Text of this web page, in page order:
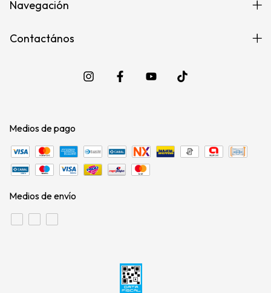
Navegación
Contactános
Medios de pago
Medios de envío